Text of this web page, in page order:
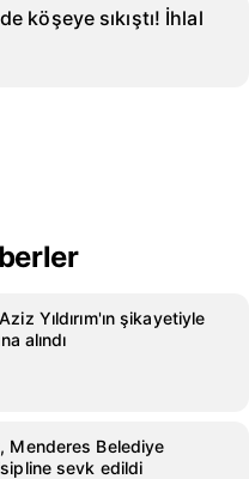
köşeye sıkıştı! İhlal
Yıldırım'ın şikayetiyle
alındı
Menderes Belediye
sevk edildi